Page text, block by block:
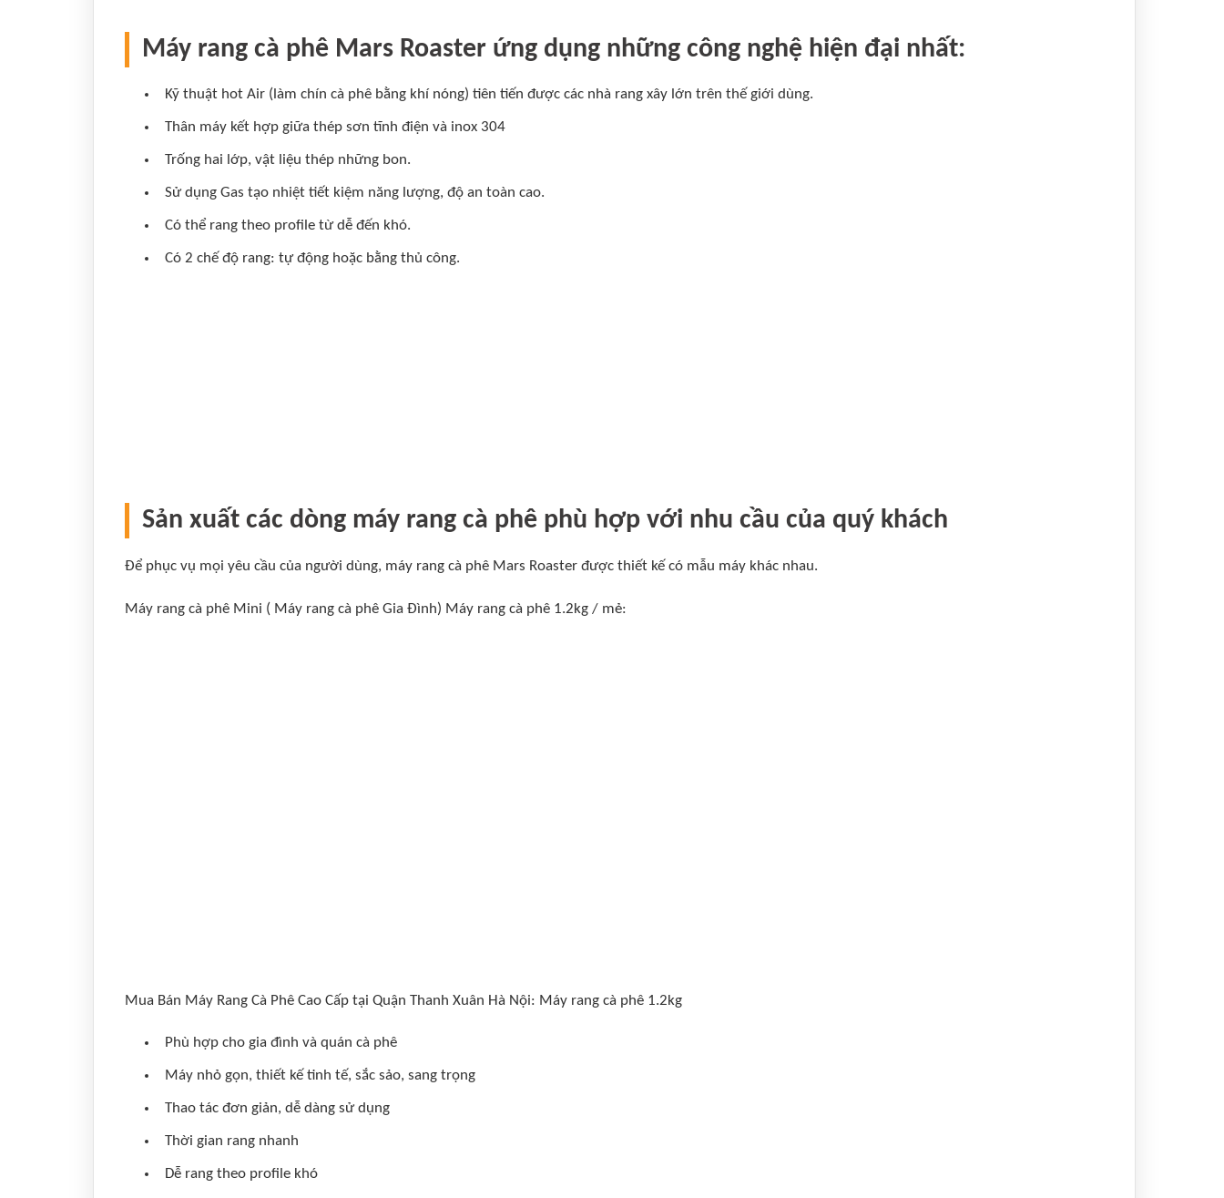
Máy rang cà phê Mars Roaster ứng dụng những công nghệ hiện đại nhất:
Kỹ thuật hot Air (làm chín cà phê bằng khí nóng) tiên tiến được các nhà rang xây lớn trên thế giới dùng.
Thân máy kết hợp giữa thép sơn tĩnh điện và inox 304
Trống hai lớp, vật liệu thép những bon.
Sử dụng Gas tạo nhiệt tiết kiệm năng lượng, độ an toàn cao.
Có thể rang theo profile từ dễ đến khó.
Có 2 chế độ rang: tự động hoặc bằng thủ công.
Sản xuất các dòng máy rang cà phê phù hợp với nhu cầu của quý khách
Để phục vụ mọi yêu cầu của người dùng, máy rang cà phê Mars Roaster được thiết kế có mẫu máy khác nhau.
Máy rang cà phê Mini ( Máy rang cà phê Gia Đình) Máy rang cà phê 1.2kg / mẻ:
Mua Bán Máy Rang Cà Phê Cao Cấp tại Quận Thanh Xuân Hà Nội: Máy rang cà phê 1.2kg
Phù hợp cho gia đình và quán cà phê
Máy nhỏ gọn, thiết kế tinh tế, sắc sảo, sang trọng
Thao tác đơn giản, dễ dàng sử dụng
Thời gian rang nhanh
Dễ rang theo profile khó